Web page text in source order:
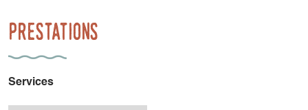
Prestations
Services